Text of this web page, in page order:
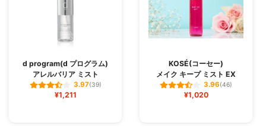
d program(d プログラム)
アレルバリア ミスト
3.97(39)
¥1,211
KOSÉ(コーセー)
メイク キープ ミスト EX
3.96(46)
¥1,020